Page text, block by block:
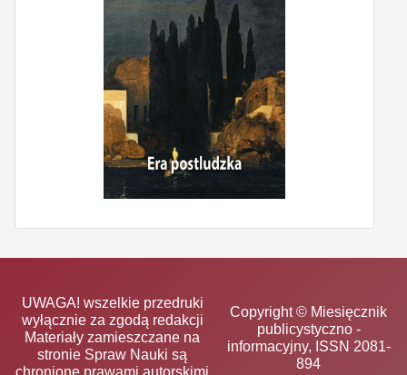
UWAGA! wszelkie przedruki
wyłącznie za zgodą redakcji
Materiały zamieszczane na
stronie Spraw Nauki są
Copyright © Miesięcznik
publicystyczno -
informacyjny, ISSN 2081-
894